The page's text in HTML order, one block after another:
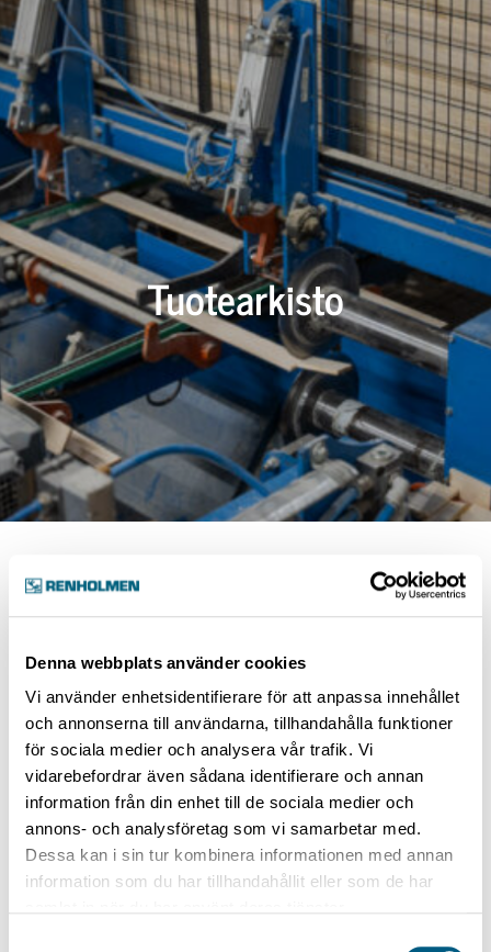
Denna webbplats använder cookies
Vi använder enhetsidentifierare för att anpassa innehållet
och annonserna till användarna, tillhandahålla funktioner
för sociala medier och analysera vår trafik. Vi
vidarebefordrar även sådana identifierare och annan
information från din enhet till de sociala medier och
annons- och analysföretag som vi samarbetar med.
Dessa kan i sin tur kombinera informationen med annan
information som du har tillhandahållit eller som de har
Tuotearkisto
Luokat:
Kuivalajittelut ja höyläämöt
ElectroSinus-trimmeri
ElectroSinus-trimmeri